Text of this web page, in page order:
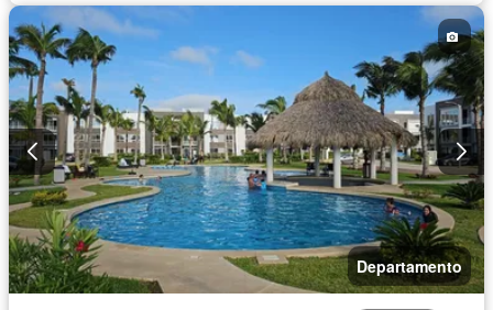
Jardín
Recámara con closet
Zonas verdes
Permite mascotas
Permite niños
Completamente amueblado
Departamento